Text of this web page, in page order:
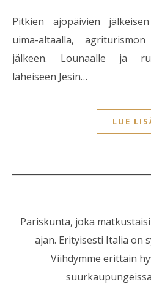
Pitkien ajopäivien jälkeisen aamun lekottelemme
uima-altaalla,
jälkeen. Lounaalle ja
läheiseen Jesin…
LUE
Pariskunta, joka
ajan. Erityisesti Italia on
Viihdymme erittäin